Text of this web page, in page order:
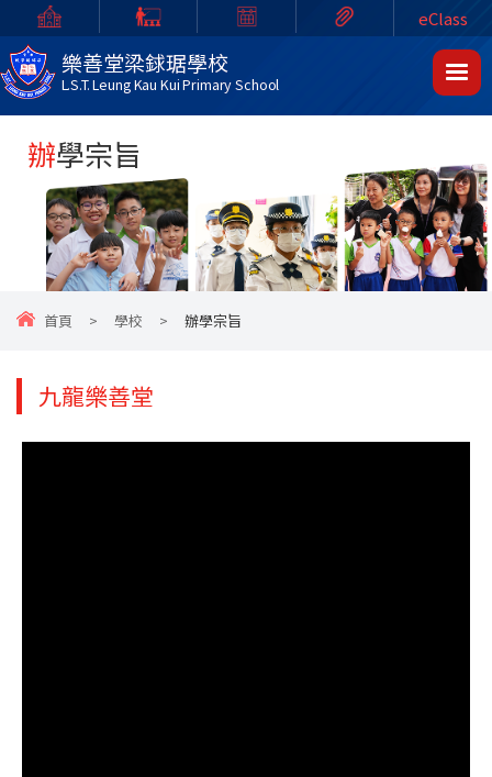
樂善堂梁銶琚學校
L.S.T. Leung Kau Kui Primary School
eClass
辦學宗旨
首頁 > 學校 > 辦學宗旨
九龍樂善堂